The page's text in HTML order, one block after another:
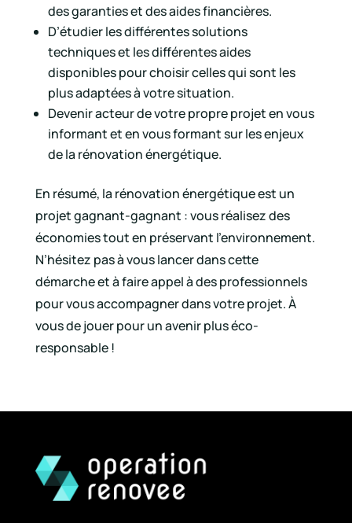
des garanties et des aides financières.
D’étudier les différentes solutions
techniques et les différentes aides
disponibles pour choisir celles qui sont les
plus adaptées à votre situation.
Devenir acteur de votre propre projet en vous
informant et en vous formant sur les enjeux
de la rénovation énergétique.
En résumé, la rénovation énergétique est un
projet gagnant-gagnant : vous réalisez des
économies tout en préservant l’environnement.
N’hésitez pas à vous lancer dans cette
démarche et à faire appel à des professionnels
pour vous accompagner dans votre projet. À
vous de jouer pour un avenir plus éco-
responsable !